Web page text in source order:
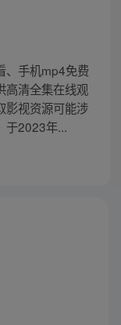
、手机mp4免费
高清全集在线观
影视资源可能涉
于2023年...